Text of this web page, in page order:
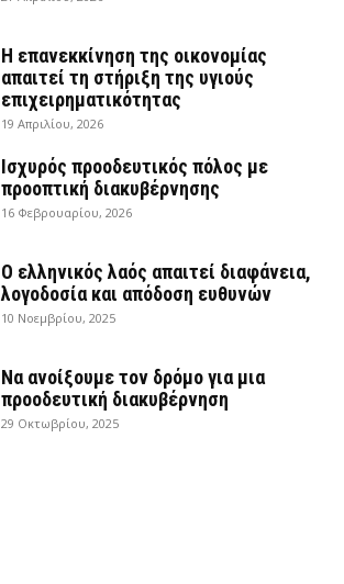
Η επανεκκίνηση της οικονομίας
απαιτεί τη στήριξη της υγιούς
επιχειρηματικότητας
19 Απριλίου, 2026
Ισχυρός προοδευτικός πόλος με
προοπτική διακυβέρνησης
16 Φεβρουαρίου, 2026
Ο ελληνικός λαός απαιτεί διαφάνεια,
λογοδοσία και απόδοση ευθυνών
10 Νοεμβρίου, 2025
Να ανοίξουμε τον δρόμο για μια
προοδευτική διακυβέρνηση
29 Οκτωβρίου, 2025